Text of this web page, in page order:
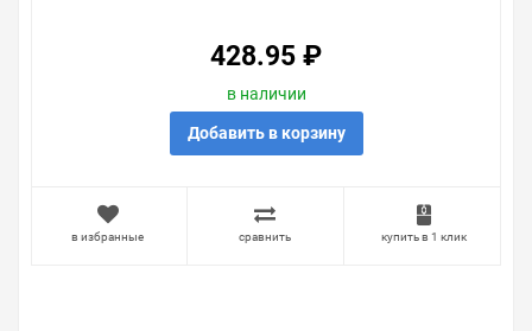
428.95 ₽
в наличии
Добавить в корзину
в избранные сравнить купить в 1 клик